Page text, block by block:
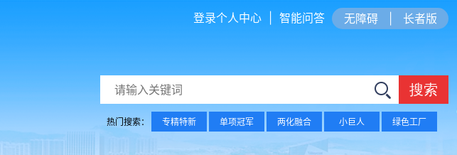
无障碍 长者版
登录个人中心 智能问答
搜索
热门搜索： 专精特新 单项冠军 两化融合 小巨人 绿色工厂